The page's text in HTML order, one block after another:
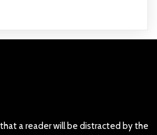
a reader will be distracted by the